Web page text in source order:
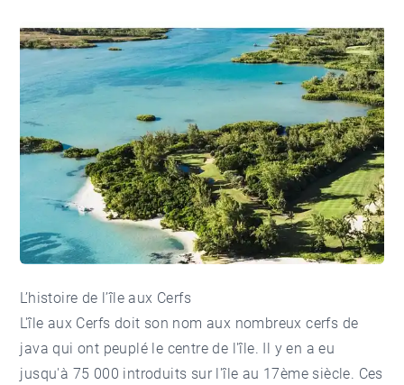
L’histoire de l’île aux Cerfs
L'île aux Cerfs doit son nom aux nombreux cerfs de
java qui ont peuplé le centre de l'île. Il y en a eu
jusqu'à 75 000 introduits sur l'île au 17ème siècle. Ces